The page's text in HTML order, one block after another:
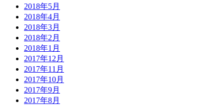
2018年5月
2018年4月
2018年3月
2018年2月
2018年1月
2017年12月
2017年11月
2017年10月
2017年9月
2017年8月